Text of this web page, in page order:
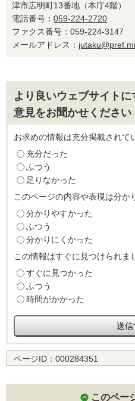
津市広明町13番地（本庁4階）
電話番号： 059-224-2720
ファクス番号：059-224-3147
メールアドレス：
より良いウェブサイト
意見をお聞かせください
お求めの情報は充分掲載されて
充分だった
ふつう
足りなかった
このページの内容や表現は分か
分かりやすかった
ふつう
分かりにくかった
この情報はすぐに見つけられま
すぐに見つかった
ふつう
時間がかかった
ページID： 000284351
このペー